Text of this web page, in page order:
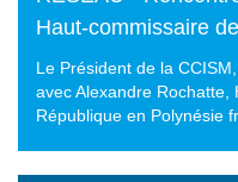
Haut-commissaire
Le Président de la
avec Alexandre Rochatte,
République en Polynésie